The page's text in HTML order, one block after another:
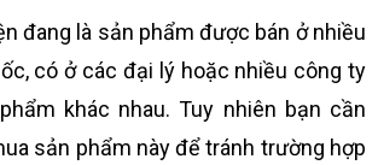
đang là sản phẩm được bán ở nhiều
có ở các đại lý hoặc nhiều công ty
khác nhau. Tuy nhiên bạn cần
sản phẩm này để tránh trường hợp